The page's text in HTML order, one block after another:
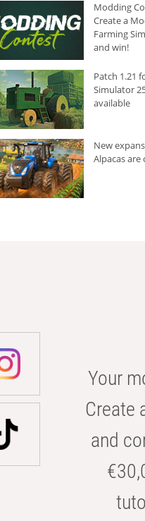
Modding
Create a
Farming
and win!
Patch 1.21
Simulator
available
New
Alpacas are
Your
Create
and